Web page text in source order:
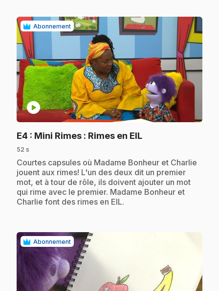
Abonnement
play_circle
E4 : Mini Rimes : Rimes en EIL.
52 s
.Courtes capsules où Madame Bonheur et Charlie
jouent aux rimes! L'un des deux dit un premier
mot, et à tour de rôle, ils doivent ajouter un mot
qui rime avec le premier. Madame Bonheur et
Charlie font des rimes en EIL.
Abonnement